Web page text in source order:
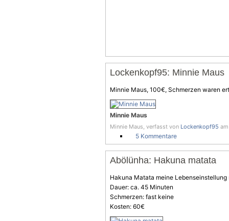
Lockenkopf95: Minnie Maus
Minnie Maus, 100€, Schmerzen waren
Minnie Maus
Minnie Maus, verfasst von Lockenkopf95
5 Kommentare
Abölünha: Hakuna matata
Hakuna Matata meine
Dauer: ca. 45 Minuten
Schmerzen: fast keine
Kosten: 60€